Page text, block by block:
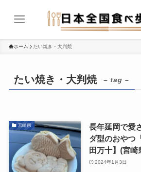
ホーム たい焼き・大判焼
たい焼き・大判焼 – tag –
宮崎県
長年延岡で愛
ダ型のおやつ
田万十】(宮崎
2024年1月3日